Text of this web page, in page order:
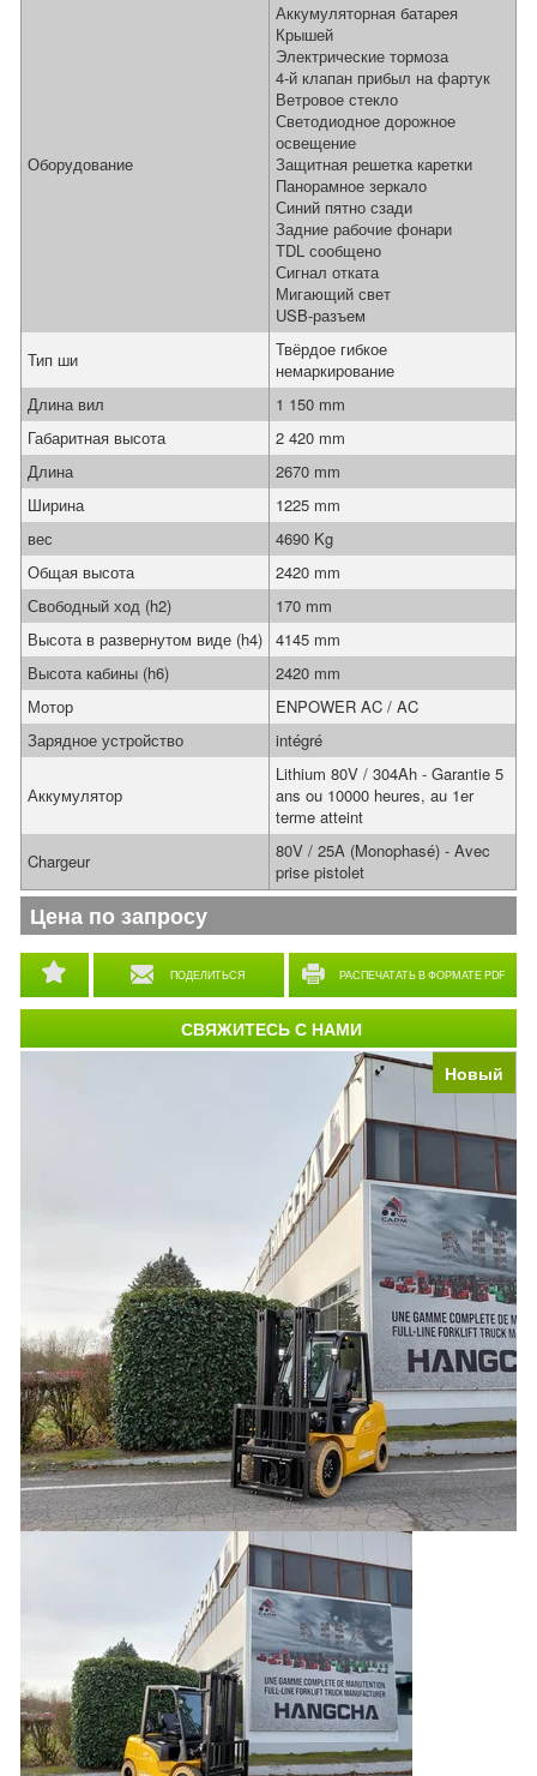
Новый
ПОДЕЛИТЬСЯ РАСПЕЧАТАТЬ В ФОРМАТЕ PDF
Оборудование
Аккумуляторная батарея
Крышей
Электрические тормоза
4-й клапан прибыл на фартук
Ветровое стекло
Светодиодное дорожное
освещение
Защитная решетка каретки
Панорамное зеркало
Синий пятно сзади
Задние рабочие фонари
TDL сообщено
Сигнал отката
Мигающий свет
USB-разъем
Тип ши
Твёрдое гибкое
немаркирование
Длина вил
1 150 mm
Габаритная высота
2 420 mm
Длина
2670 mm
Ширина
1225 mm
вес
4690 Kg
Общая высота
2420 mm
Свободный ход (h2)
170 mm
Высота в развернутом виде (h4) 4145 mm
Высота кабины (h6)
2420 mm
Мотор
ENPOWER AC / AC
Зарядное устройство
intégré
Аккумулятор
Lithium 80V / 304Ah - Garantie 5
ans ou 10000 heures, au 1er
terme atteint
Chargeur
80V / 25A (Monophasé) - Avec
prise pistolet
Цена по запросу
СВЯЖИТЕСЬ С НАМИ